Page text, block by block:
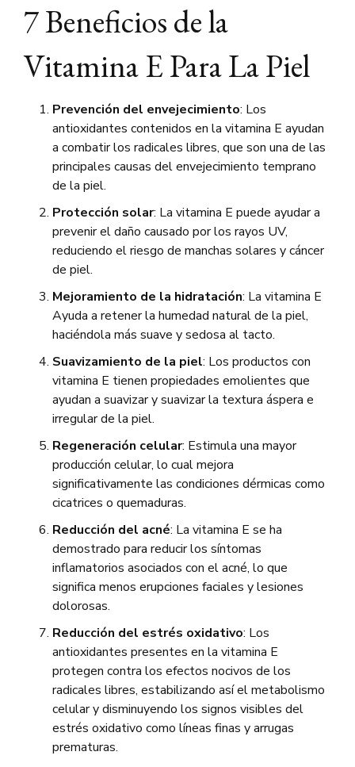
7 Beneficios de la
Vitamina E Para La Piel
Prevención del envejecimiento: Los
antioxidantes contenidos en la vitamina E ayudan
a combatir los radicales libres, que son una de las
principales causas del envejecimiento temprano
de la piel.
Protección solar: La vitamina E puede ayudar a
prevenir el daño causado por los rayos UV,
reduciendo el riesgo de manchas solares y cáncer
de piel.
Mejoramiento de la hidratación: La vitamina E
Ayuda a retener la humedad natural de la piel,
haciéndola más suave y sedosa al tacto.
Suavizamiento de la piel: Los productos con
vitamina E tienen propiedades emolientes que
ayudan a suavizar y suavizar la textura áspera e
irregular de la piel.
Regeneración celular: Estimula una mayor
producción celular, lo cual mejora
significativamente las condiciones dérmicas como
cicatrices o quemaduras.
Reducción del acné: La vitamina E se ha
demostrado para reducir los síntomas
inflamatorios asociados con el acné, lo que
significa menos erupciones faciales y lesiones
dolorosas.
Reducción del estrés oxidativo: Los
antioxidantes presentes en la vitamina E
protegen contra los efectos nocivos de los
radicales libres, estabilizando así el metabolismo
celular y disminuyendo los signos visibles del
estrés oxidativo como líneas finas y arrugas
prematuras.